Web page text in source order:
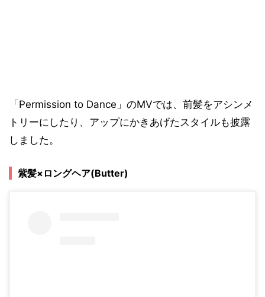
「Permission to Dance」のMVでは、前髪をアシンメ
トリーにしたり、アップにかきあげたスタイルも披露
しました。
紫髪×ロングヘア(Butter)